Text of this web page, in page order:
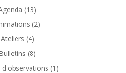
(13)
(2)
Ateliers (4)
Bulletins (8)
d'observations (1)